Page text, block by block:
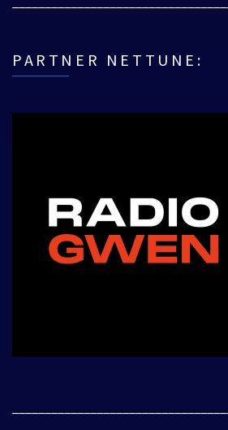
PARTNER NETTUNE: